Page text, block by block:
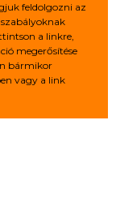
feldolgozni az
a linkre,
megerősítése
bármikor
vagy a link